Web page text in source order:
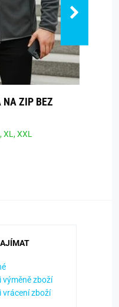
NA ZIP BEZ
XL,XXL
zboží
zboží